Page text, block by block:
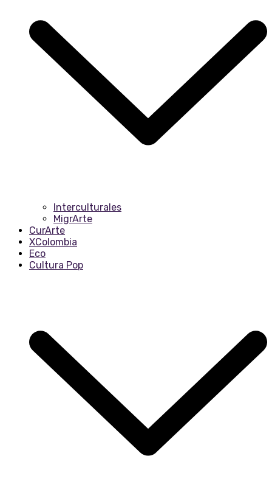
Interculturales
MigrArte
CurArte
XColombia
Eco
Cultura Pop